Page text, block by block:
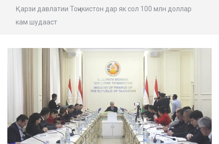
Қарзи давлатии Тоҷикистон дар як сол 100 млн доллар
кам шудааст